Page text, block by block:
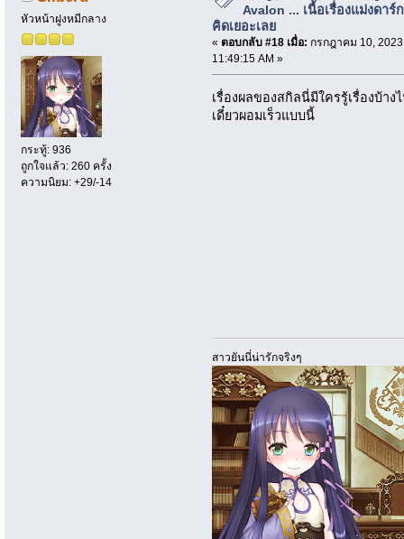
หัวหน้าฝูงหมีกลาง
กระทู้: 936
ถูกใจแล้ว: 260 ครั้ง
ความนิยม: +29/-14
Avalon ... เนื้อเรื่องแม่งดาร์
คิดเยอะเลย
« ตอบกลับ #18 เมื่อ: กรกฎาคม 10,
11:49:15 AM »
เรื่องผลของสกิลนี่มีใครรู้เรื่องบ้า
เดี๋ยวผอมเร็วแบบนี้
สาวยันนี่น่ารักจริงๆ